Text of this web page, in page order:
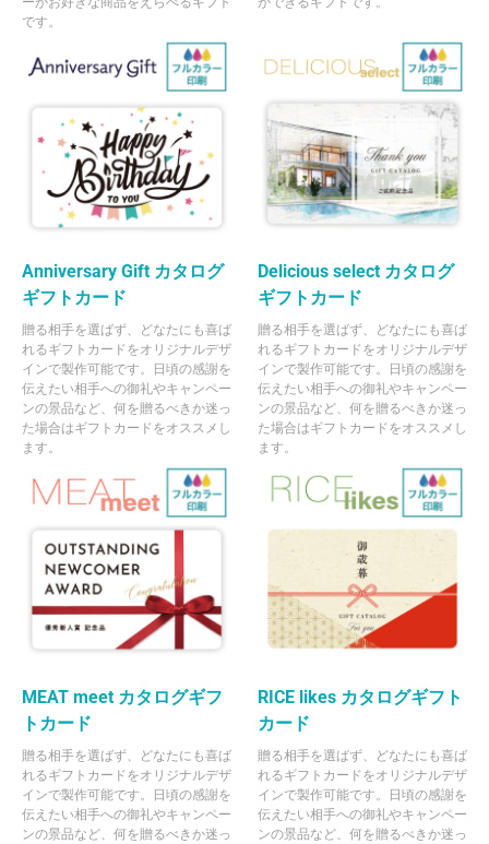
です。
Anniversary Gift カタログ
ギフトカード
贈る相手を選ばず、どなたにも喜ば
れるギフトカードをオリジナルデザ
インで製作可能です。日頃の感謝を
伝えたい相手への御礼やキャンペー
ンの景品など、何を贈るべきか迷っ
た場合はギフトカードをオススメし
ます。
Delicious select カタログ
ギフトカード
贈る相手を選ばず、どなたにも喜ば
れるギフトカードをオリジナルデザ
インで製作可能です。日頃の感謝を
伝えたい相手への御礼やキャンペー
ンの景品など、何を贈るべきか迷っ
た場合はギフトカードをオススメし
ます。
MEAT meet カタログギフ
トカード
贈る相手を選ばず、どなたにも喜ば
れるギフトカードをオリジナルデザ
インで製作可能です。日頃の感謝を
伝えたい相手への御礼やキャンペー
ンの景品など、何を贈るべきか迷っ
RICE likes カタログギフト
カード
贈る相手を選ばず、どなたにも喜ば
れるギフトカードをオリジナルデザ
インで製作可能です。日頃の感謝を
伝えたい相手への御礼やキャンペー
ンの景品など、何を贈るべきか迷っ